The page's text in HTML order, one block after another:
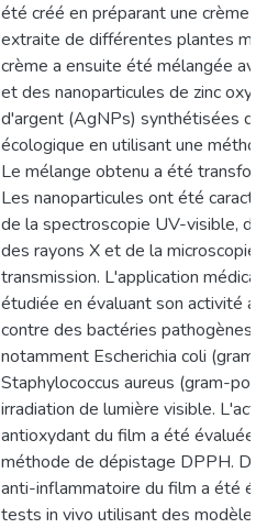
été créé en préparant une crème
extraite de différentes plantes
crème a ensuite été mélangée
et des nanoparticules de zinc
d'argent (AgNPs) synthétisées de
écologique en utilisant une
Le mélange obtenu a été
Les nanoparticules ont été
de la spectroscopie UV-visible,
des rayons X et de la microscopie
transmission. L'application
étudiée en évaluant son activité
contre des bactéries pathogènes
notamment Escherichia coli
Staphylococcus aureus (gram-
irradiation de lumière visible.
antioxydant du film a été évaluée
méthode de dépistage DPPH. De
anti-inflammatoire du film a été
tests in vivo utilisant des modèles